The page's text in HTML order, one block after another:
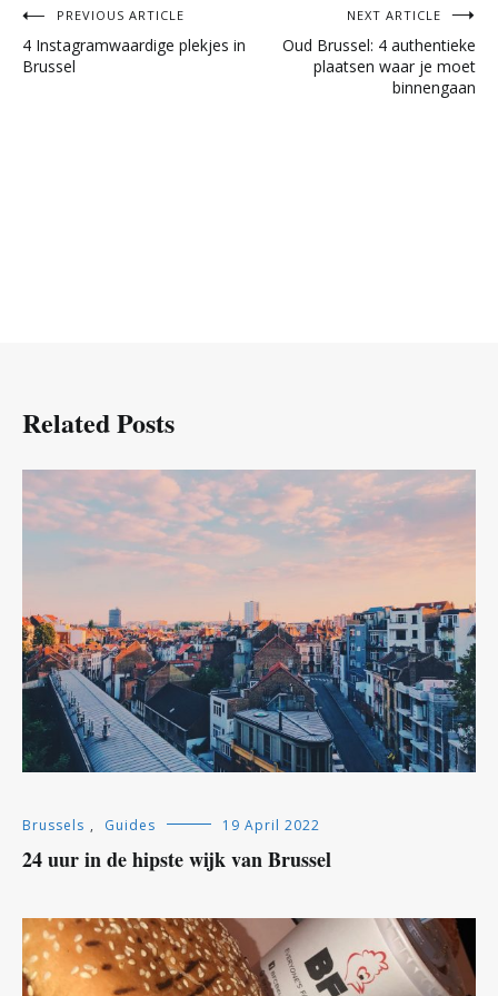
Post
navigation
PREVIOUS ARTICLE
4 Instagramwaardige plekjes in
Brussel
NEXT ARTICLE
Oud Brussel: 4 authentieke
plaatsen waar je moet
binnengaan
Related Posts
Brussels , Guides 19 April 2022
24 uur in de hipste wijk van Brussel